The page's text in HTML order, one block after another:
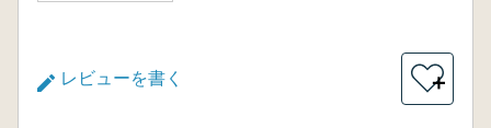
レビューを書く ＋